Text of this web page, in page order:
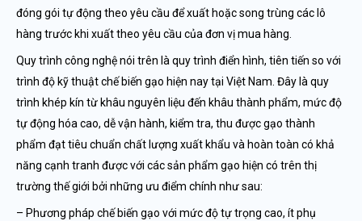
đóng gói tự động theo yêu cầu để xuất hoặc song trùng các lô
hàng trước khi xuất theo yêu cầu của đơn vị mua hàng.
Quy trình công nghệ nói trên là quy trình điển hình, tiên tiến so với
trình độ kỹ thuật chế biến gạo hiện nay tại Việt Nam. Đây là quy
trình khép kín từ khâu nguyên liệu đến khâu thành phẩm, mức độ
tự động hóa cao, dễ vận hành, kiểm tra, thu được gạo thành
phẩm đạt tiêu chuẩn chất lượng xuất khẩu và hoàn toàn có khả
năng cạnh tranh được với các sản phẩm gạo hiện có trên thị
trường thế giới bởi những ưu điểm chính như sau:
– Phương pháp chế biến gạo với mức độ tự trọng cao, ít phụ